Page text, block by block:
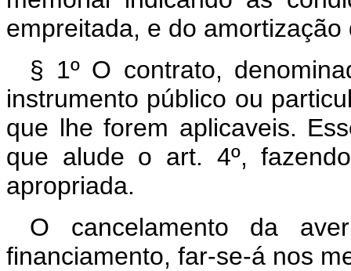
empreitada, e do
§ 1º O contrato,
instrumento público ou
que lhe forem aplicaveis.
que alude o art. 4º,
apropriada.
O cancelamento da
financiamento, far-se-á nos